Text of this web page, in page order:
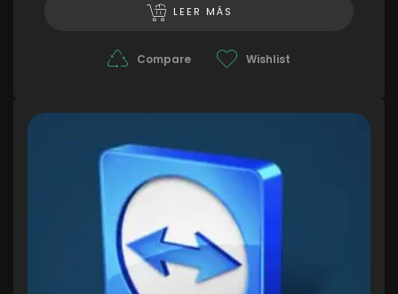
LEER MÁS
Compare Wishlist